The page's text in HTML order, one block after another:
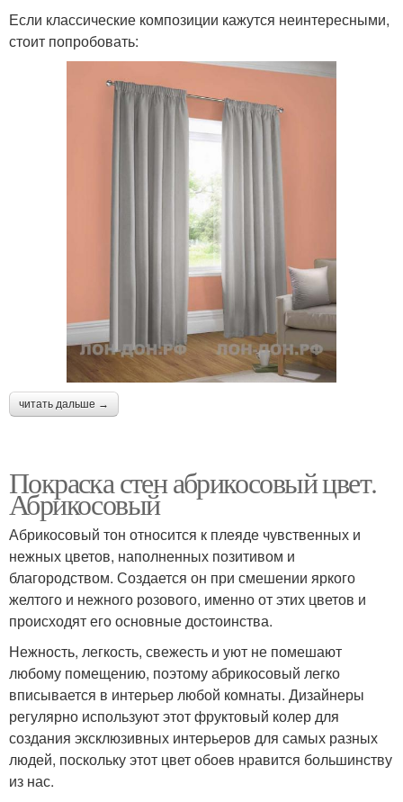
Если классические композиции кажутся неинтересными,
стоит попробовать:
читать дальше →
Покраска стен абрикосовый цвет.
Абрикосовый
Абрикосовый тон относится к плеяде чувственных и
нежных цветов, наполненных позитивом и
благородством. Создается он при смешении яркого
желтого и нежного розового, именно от этих цветов и
происходят его основные достоинства.
Нежность, легкость, свежесть и уют не помешают
любому помещению, поэтому абрикосовый легко
вписывается в интерьер любой комнаты. Дизайнеры
регулярно используют этот фруктовый колер для
создания эксклюзивных интерьеров для самых разных
людей, поскольку этот цвет обоев нравится большинству
из нас.